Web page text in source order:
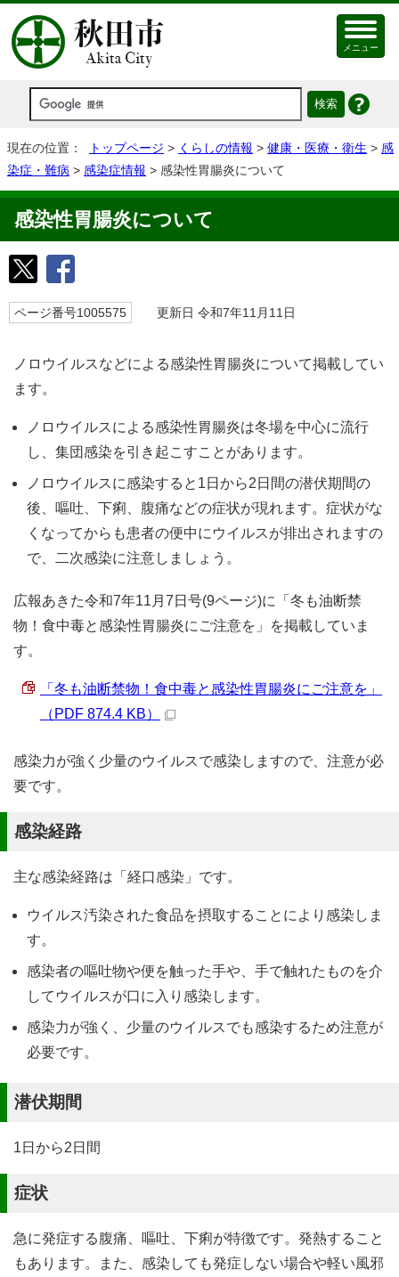
メニュー
現在の位置： トップページ > くらしの情報 > 健康・医療・衛生 > 感
染症・難病 > 感染症情報 > 感染性胃腸炎について
感染性胃腸炎について
ページ番号1005575 更新日 令和7年11月11日
ノロウイルスなどによる感染性胃腸炎について掲載してい
ます。
ノロウイルスによる感染性胃腸炎は冬場を中心に流行
し、集団感染を引き起こすことがあります。
ノロウイルスに感染すると1日から2日間の潜伏期間の
後、嘔吐、下痢、腹痛などの症状が現れます。症状がな
くなってからも患者の便中にウイルスが排出されますの
で、二次感染に注意しましょう。
広報あきた令和7年11月7日号(9ページ)に「冬も油断禁
物！食中毒と感染性胃腸炎にご注意を」を掲載していま
す。
「冬も油断禁物！食中毒と感染性胃腸炎にご注意を」
（PDF 874.4 KB）
感染力が強く少量のウイルスで感染しますので、注意が必
要です。
感染経路
主な感染経路は「経口感染」です。
ウイルス汚染された食品を摂取することにより感染しま
す。
感染者の嘔吐物や便を触った手や、手で触れたものを介
してウイルスが口に入り感染します。
感染力が強く、少量のウイルスでも感染するため注意が
必要です。
潜伏期間
1日から2日間
症状
急に発症する腹痛、嘔吐、下痢が特徴です。発熱すること
もあります。また、感染しても発症しない場合や軽い風邪